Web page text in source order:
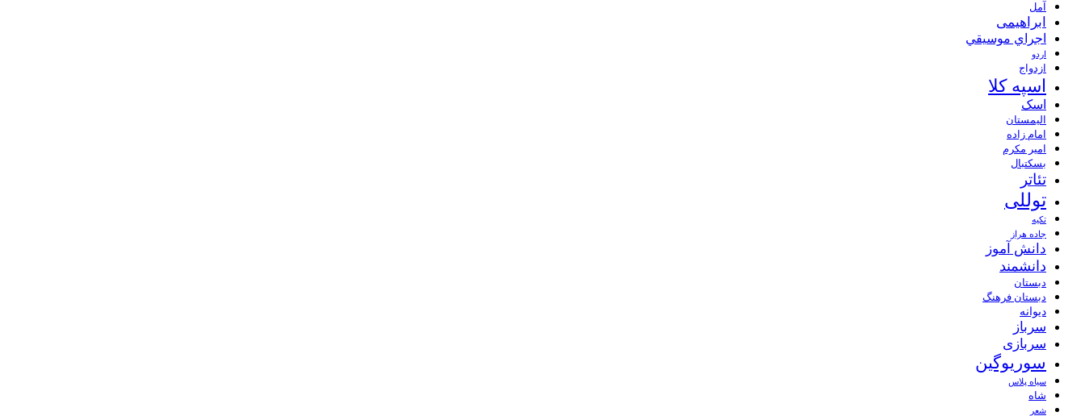
آمل
ابراهیمی
اجراي موسيقي
اردو
ازدواج
اسپه کلا
اسک
الیمستان
امام زاده
امیر مکرم
بسکتبال
تئاتر
توللی
تکیه
جاده هراز
دانش آموز
دانشمند
دبستان
دبستان فرهنگ
دیوانه
سرباز
سربازی
سوریوگین
سیاه پلاس
شاه
شعر